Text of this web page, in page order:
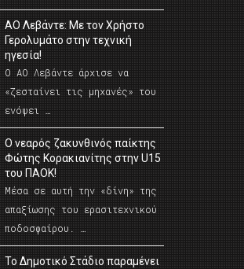
ΑΟ Λεβάντε: Με τον Χρήστο
Γερολυμάτο στην τεχνική
ηγεσία!
Ο ΑΟ Λεβάντε άρχισε να
«ζεσταίνει τις μηχανές» του
ενόψει …
O νεαρός ζακυνθινός παίκτης
Φώτης Κορακιανίτης στην U15
του ΠΑΟΚ!
Μέσα σε αυτή την «δίνη» της
απαξίωσης του ερασιτεχνικού
ποδοσφαίρου. …
Το Δημοτικό Στάδιο παραμένει